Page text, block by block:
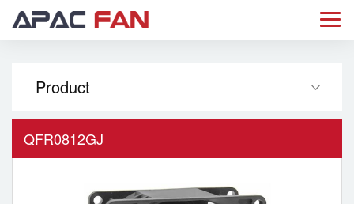
Product
QFR0812GJ